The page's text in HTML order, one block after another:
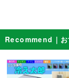
Recommend｜お